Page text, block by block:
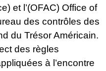
et l’(OFAC) Office of
des contrôles des
du Trésor Américain.
des règles
à l’encontre